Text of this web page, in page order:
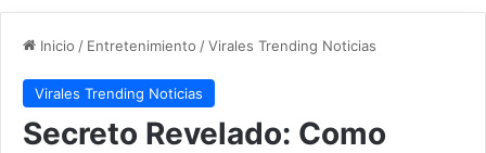
Inicio / Entretenimiento /Virales Trending Noticias
Virales Trending Noticias
Secreto Revelado: Como